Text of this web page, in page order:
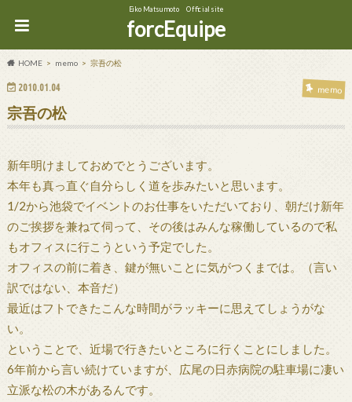
Eiko Matsumoto Official site
forcEquipe
HOME memo 宗吾の松
2010.01.04 memo
宗吾の松
新年明けましておめでとうございます。
本年も真っ直ぐ自分らしく道を歩みたいと思います。
1/2から池袋でイベントのお仕事をいただいており、朝だけ新年
のご挨拶を兼ねて伺って、その後はみんな稼働しているので私
もオフィスに行こうという予定でした。
オフィスの前に着き、鍵が無いことに気がつくまでは。（言い
訳ではない、本音だ）
最近はフトできたこんな時間がラッキーに思えてしょうがな
い。
ということで、近場で行きたいところに行くことにしました。
6年前から言い続けていますが、広尾の日赤病院の駐車場に凄い
立派な松の木があるんです。